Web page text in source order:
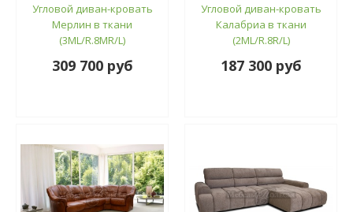
Угловой диван-кровать
Мерлин в ткани
(3МL/R.8МR/L)
309 700 руб
Угловой диван-кровать
Калабриа в ткани
(2МL/R.8R/L)
187 300 руб